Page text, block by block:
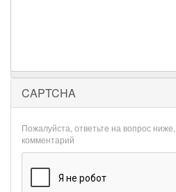
CAPTCHA
Пожалуйста, ответьте на вопрос
комментарий